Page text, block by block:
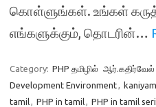
கொள்ளுங்கள். உங்கள்
எங்களுக்கும், தொடரின்…
Category: PHP தமிழில் ஆர்.கதிர்வேல்
Development Environment
tamil
PHP in tamil PHP in tamil